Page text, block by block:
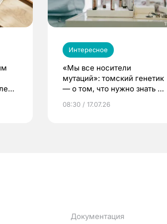
Интересное
«Мы все носители
мутаций»: томский генетик
— о том, что нужно знать до
08:30 / 17.07.26
Документация